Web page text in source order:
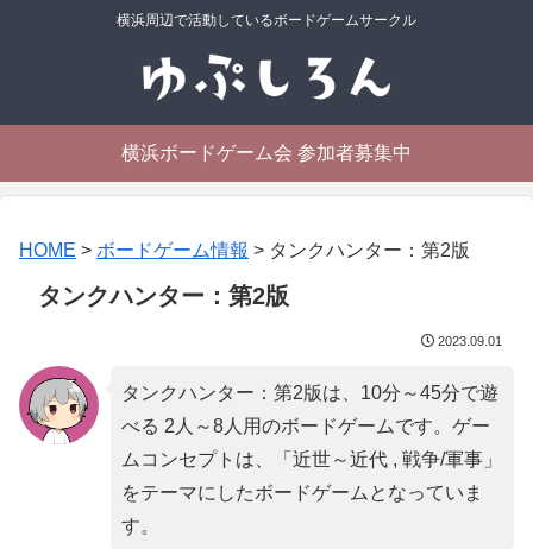
横浜周辺で活動しているボードゲームサークル
横浜ボードゲーム会 参加者募集中
HOME > ボードゲーム情報 > タンクハンター：第2版
タンクハンター：第2版
2023.09.01
タンクハンター：第2版は、10分～45分で遊
べる 2人～8人用のボードゲームです。ゲー
ムコンセプトは、「 近世～近代 , 戦争/軍事」
をテーマにしたボードゲームとなっていま
す。